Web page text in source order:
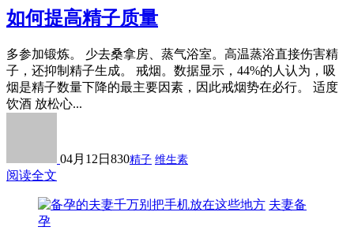
如何提高精子质量
多参加锻炼。 少去桑拿房、蒸气浴室。高温蒸浴直接伤害精
子，还抑制精子生成。 戒烟。数据显示，44%的人认为，吸
烟是精子数量下降的最主要因素，因此戒烟势在必行。 适度
饮酒 放松心...
04月12日 830精子 维生素
阅读全文
夫妻备
孕